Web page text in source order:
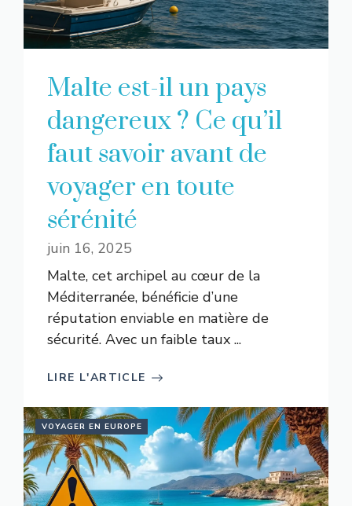
Malte est-il un pays
dangereux ? Ce qu’il
faut savoir avant de
voyager en toute
sérénité
juin 16, 2025
Malte, cet archipel au cœur de la
Méditerranée, bénéficie d’une
réputation enviable en matière de
sécurité. Avec un faible taux ...
LIRE L'ARTICLE
VOYAGER EN EUROPE